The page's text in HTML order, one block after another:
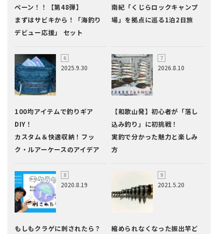
ペーン！！【第48弾】
まずはサビキから！「海釣り
デビュー応援」 セット
南紀「くじらロックキャンプ
場」を拠点に巡る1泊2日旅
2025.9.30
100均アイテムで釣りギア
DIY！
カスタム＆快適収納！フッ
ク・ルアーケースのアイデア
2026.8.10
【和歌山発】初心者が「落し
込み釣り」に初挑戦！
実釣で分かった魅力と楽しみ
方
2020.8.19
もしもクラゲに刺されたら？
2021.5.20
縮められなくなった振出竿ど